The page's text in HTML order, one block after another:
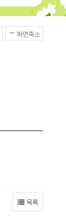
화면축소
목록